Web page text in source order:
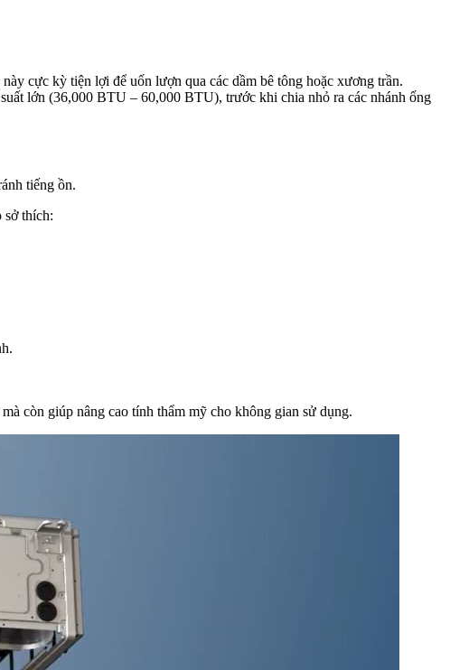
cực kỳ tiện lợi để uốn lượn qua các dầm bê tông hoặc xương trần.
lớn (36,000 BTU – 60,000 BTU), trước khi chia nhỏ ra các nhánh ống
tiếng ồn.
sở thích:
còn giúp nâng cao tính thẩm mỹ cho không gian sử dụng.